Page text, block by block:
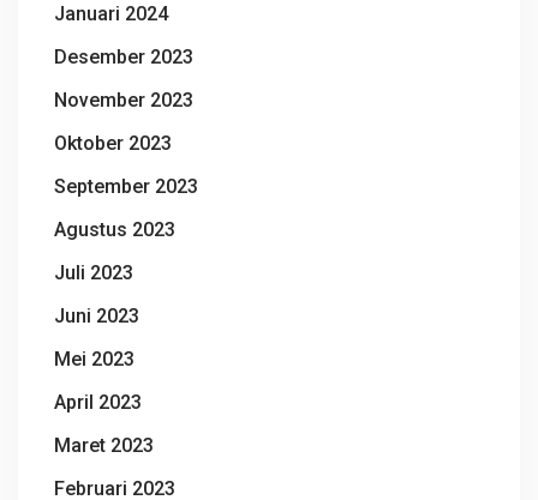
Januari 2024
Desember 2023
November 2023
Oktober 2023
September 2023
Agustus 2023
Juli 2023
Juni 2023
Mei 2023
April 2023
Maret 2023
Februari 2023